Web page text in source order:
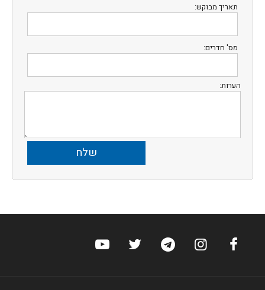
תאריך מבוקש:
מס' חדרים:
הערות:
ערוץ הפייסבוק של הוטלס
ערוץ האינסטגרם של הוטלס
ערוץ הטלגרם של הוטלס
ערוץ טוויטר של הוטלס
ערוץ היוטיוב של